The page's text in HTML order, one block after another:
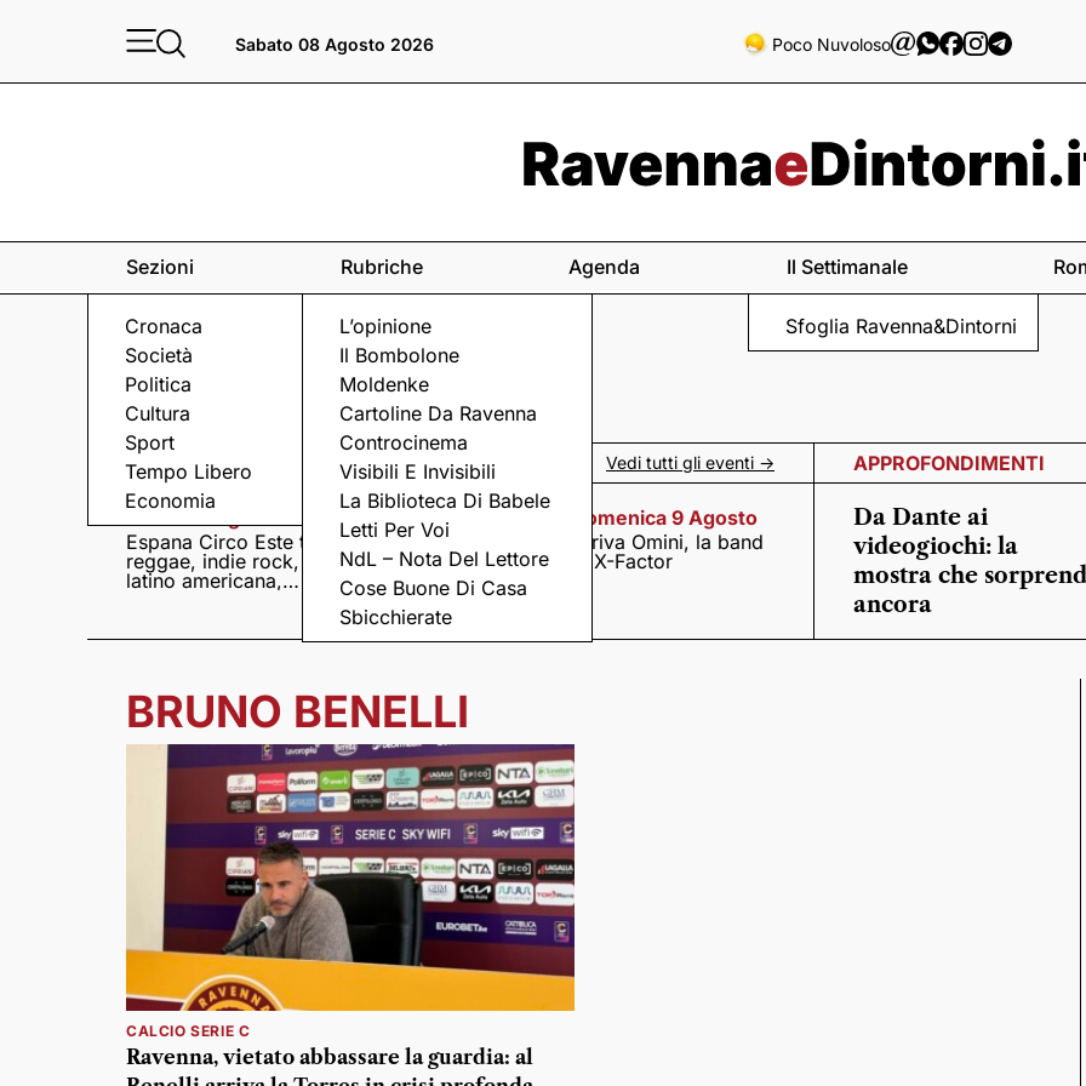
Sabato 08 Agosto 2026 Poco Nuvoloso
Sezioni
Cronaca
Società
Politica
Cultura
Sport
Tempo Libero
Economia
Rubriche
L’opinione
Il Bombolone
Moldenke
Cartoline Da Ravenna
Controcinema
Visibili E Invisibili
La Biblioteca Di Babele
Letti Per Voi
NdL – Nota Del Lettore
Cose Buone Di Casa
Sbicchierate
Agenda Il Settimanale
Sfoglia Ravenna&Dintorni
Eventi a Ravenna e dintorni Vedi tutti gli eventi ->
Espana Circo Este tra
reggae, indie rock,
latino americana,
Domenica 9 Agosto
Hernandez &
Sampedro presentano
il nuovo album
Lumina
Domenica 9 Agosto
Arriva Omini, la band
di X-Factor
APPROFONDIMENTI
Da Dante ai
videogiochi: la
mostra che
ancora
BRUNO BENELLI
CALCIO SERIE C
Ravenna, vietato abbassare la guardia: al